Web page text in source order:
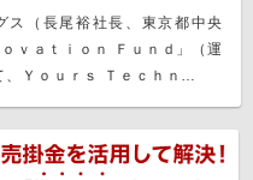
ス（長尾裕社長、東京都中央
ｖａｔｉｏｎ Ｆｕｎｄ」（運
Ｙｏｕｒｓ Ｔｅｃｈｎ…